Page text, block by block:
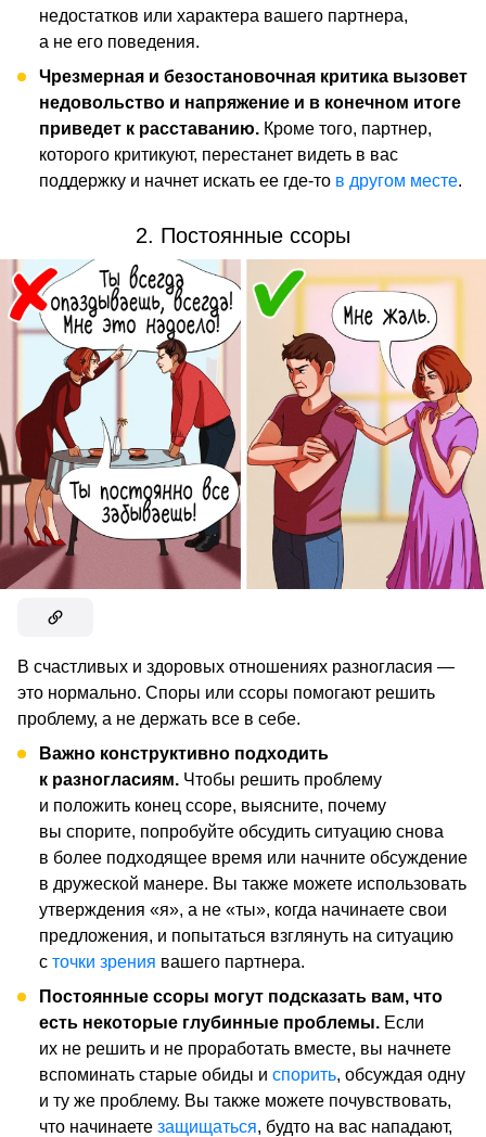
недостатков или характера вашего партнера,
а не его поведения.
Чрезмерная и безостановочная критика вызовет
недовольство и напряжение и в конечном итоге
приведет к расставанию. Кроме того, партнер,
которого критикуют, перестанет видеть в вас
поддержку и начнет искать ее где-то в другом месте.
2. Постоянные ссоры
В счастливых и здоровых отношениях разногласия —
это нормально. Споры или ссоры помогают решить
проблему, а не держать все в себе.
Важно конструктивно подходить
к разногласиям. Чтобы решить проблему
и положить конец ссоре, выясните, почему
вы спорите, попробуйте обсудить ситуацию снова
в более подходящее время или начните обсуждение
в дружеской манере. Вы также можете использовать
утверждения «я», а не «ты», когда начинаете свои
предложения, и попытаться взглянуть на ситуацию
с точки зрения вашего партнера.
Постоянные ссоры могут подсказать вам, что
есть некоторые глубинные проблемы. Если
их не решить и не проработать вместе, вы начнете
вспоминать старые обиды и спорить, обсуждая одну
и ту же проблему. Вы также можете почувствовать,
что начинаете защищаться, будто на вас нападают,